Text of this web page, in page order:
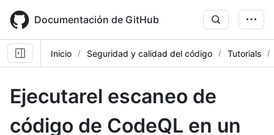
main
content
Documentación de GitHub
Inicio Seguridad y calidad del código Tutorials
Ejecutarel escaneo de
código de CodeQL en un